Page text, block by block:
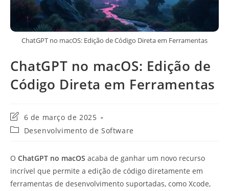
ChatGPT no macOS: Edição de Código Direta em Ferramentas
ChatGPT no macOS: Edição de
Código Direta em Ferramentas
Última
modificação
6 de março de 2025
Categoria
Desenvolvimento de Software
O ChatGPT no macOS acaba de ganhar um novo recurso
incrível que permite a edição de código diretamente em
ferramentas de desenvolvimento suportadas, como Xcode,